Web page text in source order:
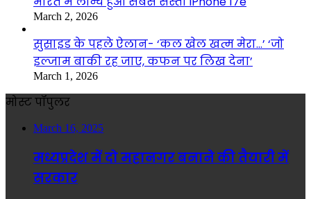
March 2, 2026
सुसाइड के पहले ऐलान- ‘कल खेल खत्म मेरा…’ ‘जो
इल्जाम बाकी रह जाए, कफन पर लिख देना’
March 1, 2026
मोस्ट पॉपुलर
March 16, 2025
मध्यप्रदेश में दो महानगर बनाने की तैयारी में
सरकार